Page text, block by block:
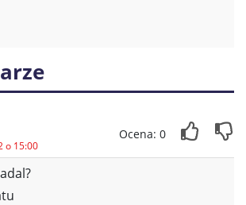
o 15:00
Ocena: 0